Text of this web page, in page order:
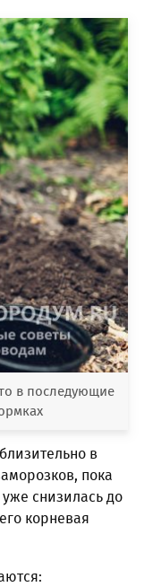
в последующие
в
пока
уже снизилась до
корневая